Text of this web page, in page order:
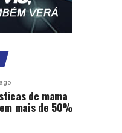
de mama
mais de 50%